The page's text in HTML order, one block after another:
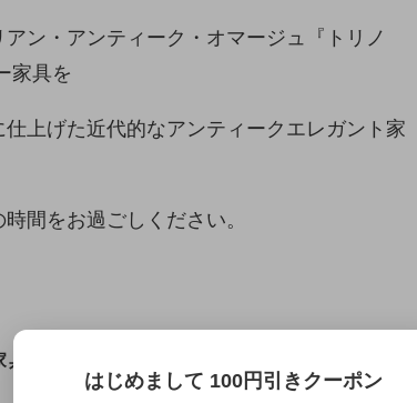
ン・アンティーク・オマージュ『トリノ
家具を
上げた近代的なアンティークエレガント家
間をお過ごしください。
具配送便 (設置込み)
はじめまして 100円引きクーポン